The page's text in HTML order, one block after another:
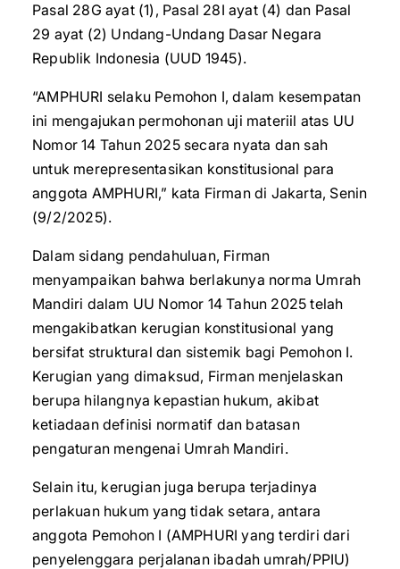
Pasal 28G ayat (1), Pasal 28I ayat (4) dan Pasal
29 ayat (2) Undang-Undang Dasar Negara
Republik Indonesia (UUD 1945).
“AMPHURI selaku Pemohon I, dalam kesempatan
ini mengajukan permohonan uji materiil atas UU
Nomor 14 Tahun 2025 secara nyata dan sah
untuk merepresentasikan konstitusional para
anggota AMPHURI,” kata Firman di Jakarta, Senin
(9/2/2025).
Dalam sidang pendahuluan, Firman
menyampaikan bahwa berlakunya norma Umrah
Mandiri dalam UU Nomor 14 Tahun 2025 telah
mengakibatkan kerugian konstitusional yang
bersifat struktural dan sistemik bagi Pemohon I.
Kerugian yang dimaksud, Firman menjelaskan
berupa hilangnya kepastian hukum, akibat
ketiadaan definisi normatif dan batasan
pengaturan mengenai Umrah Mandiri.
Selain itu, kerugian juga berupa terjadinya
perlakuan hukum yang tidak setara, antara
anggota Pemohon I (AMPHURI yang terdiri dari
penyelenggara perjalanan ibadah umrah/PPIU)